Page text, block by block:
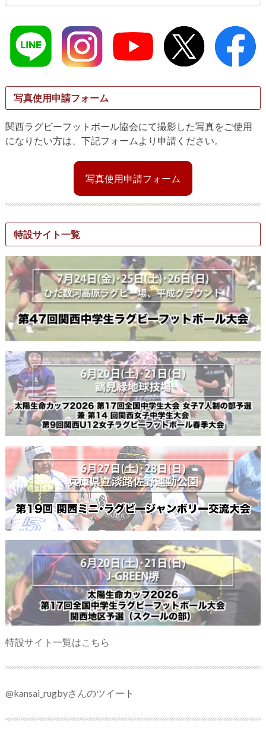
写真使用申請フォーム
関西ラグビーフットボール協会にて撮影した写真をご使用
になりたい方は、下記フォームより申請ください。
写真使用申請フォーム
特設サイト一覧
特設サイト一覧はこちら
@kansai_rugbyさんのツイート